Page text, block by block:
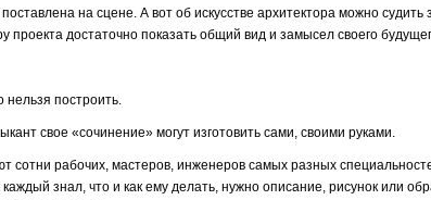
на сцене. А вот об искусстве архитектора можно судить
проекта до­статочно показать общий вид и замысел своего
нельзя построить.
свое «сочинение» могут изготовить сами, своими руками.
сотни рабочих, мастеров, инжене­ров самых разных
знал, что и как ему делать, нужно описание, рисунок или